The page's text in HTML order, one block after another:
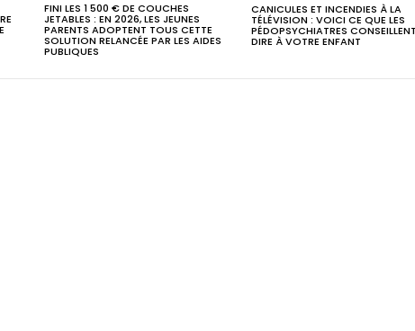
FINI LES 1 500 € DE COUCHES
JETABLES : EN 2026, LES JEUNES
PARENTS ADOPTENT TOUS CETTE
SOLUTION RELANCÉE PAR LES AIDES
PUBLIQUES
CANICULES ET INCENDIES À LA
TÉLÉVISION : VOICI CE QUE LES
PÉDOPSYCHIATRES
DIRE À VOTRE ENFANT